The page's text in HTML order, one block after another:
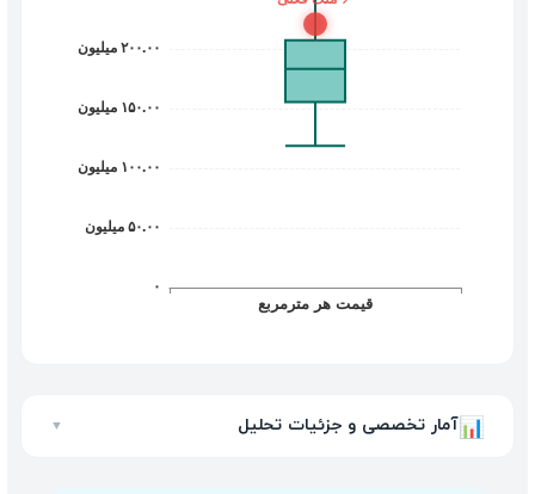
📊 آمار تخصصی و جزئیات تحلیل ▼